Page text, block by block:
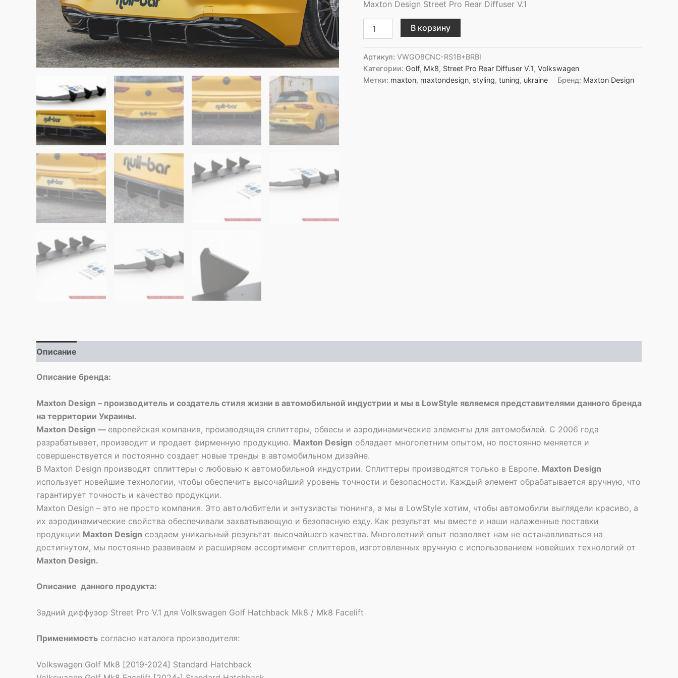
Maxton Design Street Pro Rear Diffuser V.1
товара
Design
Задний
диффузор
Street
В корзину
Артикул: VWGO8CNC-RS1B+BRBI
Категории: Golf, Mk8, Street Pro Rear Diffuser V.1, Volkswagen
Метки: maxton, maxtondesign, styling, tuning, ukraine Бренд: Maxton Design
Описание
Описание бренда:
Maxton Design – производитель и создатель стиля жизни в автомобильной индустрии и мы в LowStyle являемся представителями данного бренда
на территории Украины.
Maxton Design — европейская компания, производящая сплиттеры, обвесы и аэродинамические элементы для автомобилей. С 2006 года
разрабатывает, производит и продает фирменную продукцию. Maxton Design обладает многолетним опытом, но постоянно меняется и
совершенствуется и постоянно создает новые тренды в автомобильном дизайне.
В Maxton Design производят сплиттеры с любовью к автомобильной индустрии. Сплиттеры производятся только в Европе. Maxton Design
использует новейшие технологии, чтобы обеспечить высочайший уровень точности и безопасности. Каждый элемент обрабатывается вручную, что
гарантирует точность и качество продукции.
Maxton Design – это не просто компания. Это автолюбители и энтузиасты тюнинга, а мы в LowStyle хотим, чтобы автомобили выглядели красиво, а
их аэродинамические свойства обеспечивали захватывающую и безопасную езду. Как результат мы вместе и наши налаженные поставки
продукции Maxton Design создаем уникальный результат высочайшего качества. Многолетний опыт позволяет нам не останавливаться на
достигнутом, мы постоянно развиваем и расширяем ассортимент сплиттеров, изготовленных вручную с использованием новейших технологий от
Maxton Design.
Описание данного продукта:
Задний диффузор Street Pro V.1 для Volkswagen Golf Hatchback Mk8 / Mk8 Facelift
Применимость согласно каталога производителя:
Volkswagen Golf Mk8 [2019-2024] Standard Hatchback